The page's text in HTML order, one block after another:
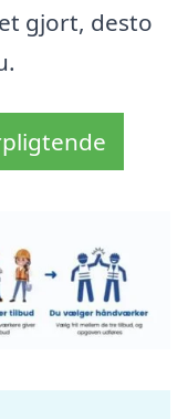
gjort, desto